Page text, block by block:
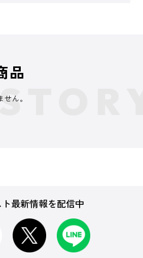
品
ん。
最新情報を配信中